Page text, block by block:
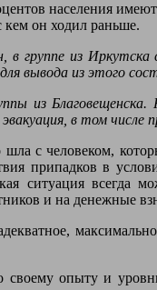
населения
кем он ходил раньше.
группе из Иркутска
вывода из этого
из
в том числе
с человеком,
припадков в
ситуация всегда
и на денежные
своему опыту и